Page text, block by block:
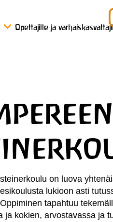
Opettajille ja
on luova
lukioon asti
tapahtuu
ja kokien, arvostavassa ja